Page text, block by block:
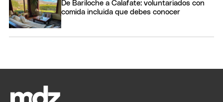
De Bariloche a Calafate: voluntariados con
comida incluida que debes conocer